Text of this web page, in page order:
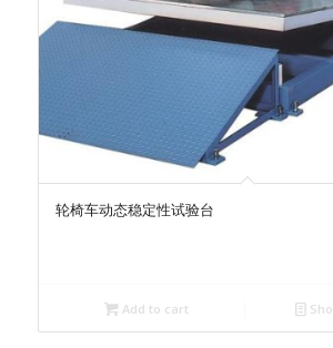
轮椅车动态稳定性试验台
Add to cart